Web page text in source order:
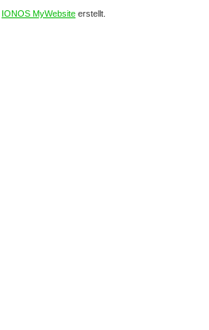
IONOS MyWebsite erstellt.